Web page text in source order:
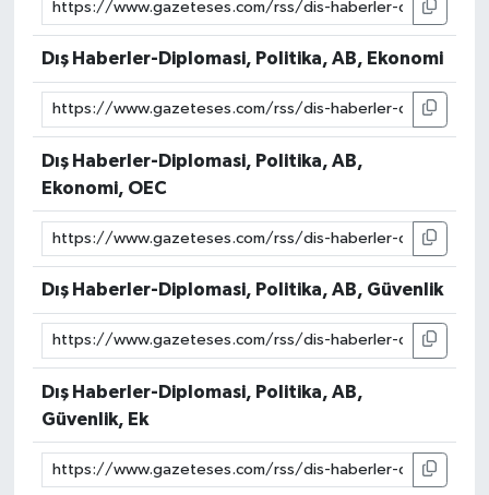
Dış Haberler-Diplomasi, Politika, AB, Ekonomi
Dış Haberler-Diplomasi, Politika, AB,
Ekonomi, OEC
Dış Haberler-Diplomasi, Politika, AB, Güvenlik
Dış Haberler-Diplomasi, Politika, AB,
Güvenlik, Ek